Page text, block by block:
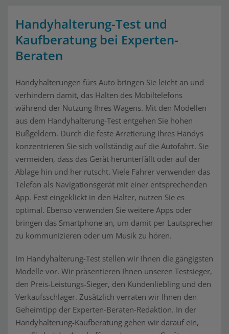
Handyhalterung-Test und
Kaufberatung bei Experten-
Beraten
Handyhalterungen fürs Auto bringen Sie leicht an und
verhindern damit, das Halten des Mobiltelefons
während der Nutzung Ihres Wagens. Mit den Modellen
aus dem Handyhalterung-Test entgehen Sie hohen
Bußgeldern. Durch die feste Arretierung Ihres Handys
konzentrieren Sie sich vollständig auf die Autofahrt. Sie
vermeiden, dass das Gerät herunterfällt oder auf der
Ablage hin und her rutscht. Viele Fahrer verwenden das
Telefon als Navigationsgerät mit einer entsprechenden
App. Fest eingeklickt in den Halter, nutzen Sie es
optimal. Ebenso verwenden Sie weitere Apps oder
bringen das Smartphone an, um damit per Lautsprecher
zu kommunizieren oder um Musik zu hören.
Im Handyhalterung-Test stellen wir Ihnen die gängigsten
Modelle vor. Wir präsentieren Ihnen unseren Testsieger,
den Preis-Leistungs-Sieger, den Kundenliebling und den
Verkaufsschlager. Zusätzlich verraten wir Ihnen den
Geheimtipp der Experten-Beraten-Redaktion. In der
Handyhalterung-Kaufberatung gehen wir darauf ein,